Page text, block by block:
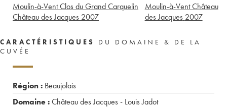
Moulin-à-Vent Clos du Grand Carquelin
Château des Jacques 2007
Moulin-à-Vent Château
des Jacques 2007
CARACTÉRISTIQUES
DU DOMAINE & DE LA
CUVÉE
Région : Beaujolais
Domaine :Château des Jacques - Louis Jadot